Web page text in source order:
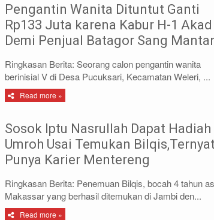
Pengantin Wanita Dituntut Ganti
Rp133 Juta karena Kabur H-1 Akad
Demi Penjual Batagor Sang
Ringkasan Berita: Seorang calon pengantin wanita
berinisial V di Desa Pucuksari, Kecamatan Weleri, ...
Read more »
Sosok Iptu Nasrullah Dapat Hadiah
Umroh Usai Temukan
Punya Karier Mentereng
Ringkasan Berita: Penemuan Bilqis, bocah 4 tahun
Makassar yang berhasil ditemukan di Jambi den...
Read more »